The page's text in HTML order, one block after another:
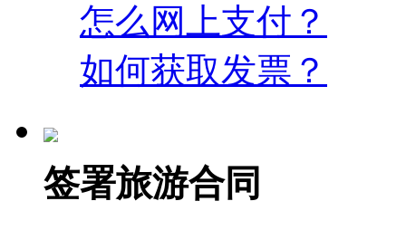
怎么网上支付？
如何获取发票？
签署旅游合同